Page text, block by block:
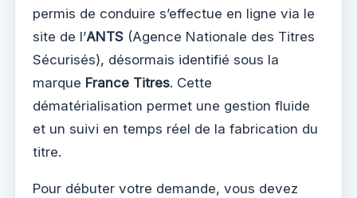
permis de conduire s’effectue en ligne via le
site de l’ANTS (Agence Nationale des Titres
Sécurisés), désormais identifié sous la
marque France Titres. Cette
dématérialisation permet une gestion fluide
et un suivi en temps réel de la fabrication du
titre.
Pour débuter votre demande, vous devez